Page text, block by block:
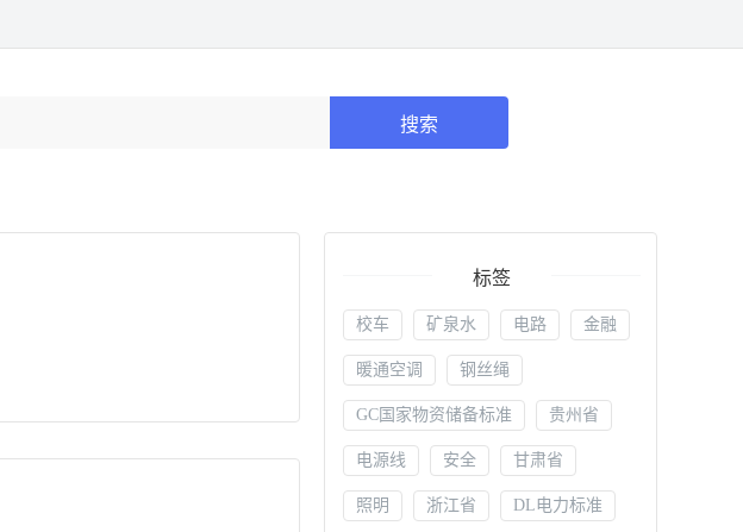
搜索
标签
校车 矿泉水 电路 金融
暖通空调 钢丝绳
GC国家物资储备标准 贵州省
电源线 安全 甘肃省
照明 浙江省 DL电力标准